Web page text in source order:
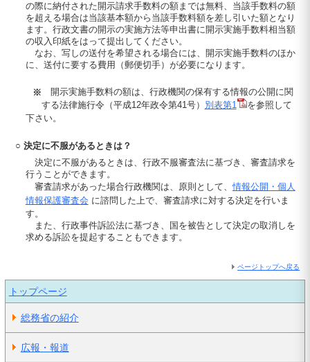
の際に納付された開示請求手数料の額までは無料、当該手数料の額
を超える場合は当該基本額から当該手数料額を差し引いた額となり
ます。行政文書の開示の実施方法等申出書に開示実施手数料相当額
の収入印紙をはって提出してください。
なお、写しの送付を希望される場合には、開示実施手数料のほか
に、送付に要する費用（郵便切手）が必要になります。
※ 開示実施手数料の額は、行政機関の保有する情報の公開に関
する法律施行令（平成12年政令第41号） 別表第1
を参照して
下さい。
○ 決定に不服があるときは？
決定に不服があるときは、行政不服審査法に基づき、審査請求を
行うことができます。
審査請求があった場合行政機関は、原則として、情報公開・個人
情報保護審査会 に諮問した上で、審査請求に対する決定を行いま
す。
また、行政事件訴訟法に基づき、国を被告として決定の取消しを
求める訴訟を提起することもできます。
ページトップへ戻る
トップページ
総務省の紹介
広報・報道